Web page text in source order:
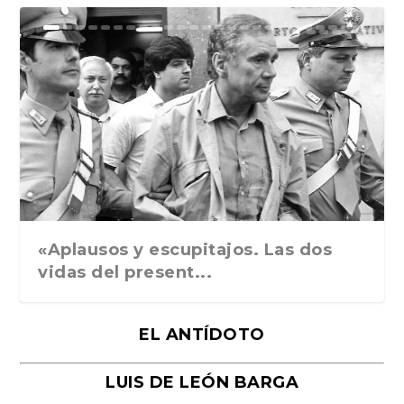
Ground Rules. Alejan...
«Rafael: Poesía subl...
Bienvenidos al circo...
Georges de La Tour. ...
Robert Capa: la hist...
«Aplausos y escupitajos. Las dos
vidas del present...
EL ANTÍDOTO
LUIS DE LEÓN BARGA